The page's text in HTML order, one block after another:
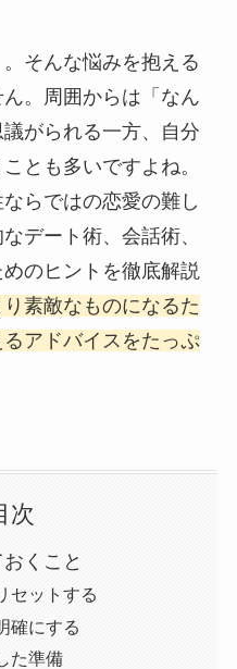
。そんな悩みを抱える
。周囲からは「なん
がられる一方、自分
とも多いですよね。
らではの恋愛の難し
デート術、会話術、
のヒントを徹底解説
素敵なものになるた
アドバイスをたっぷ
次
くこと
セットする
確にする
た準備